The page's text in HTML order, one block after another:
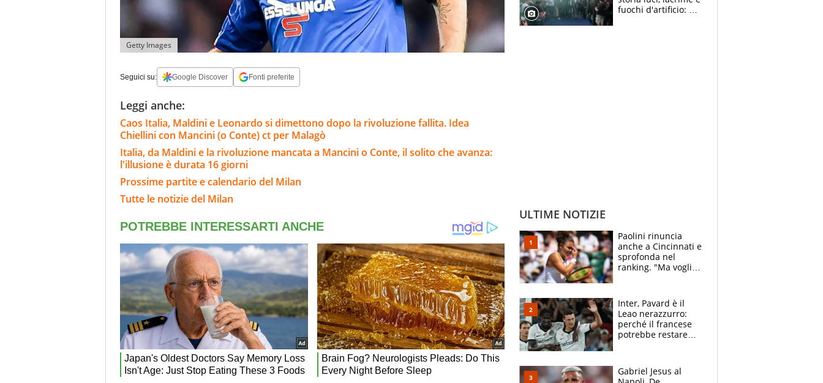
Getty Images
Seguici su: Google Discover Fonti preferite
Leggi anche:
Caos Italia, Maldini e Leonardo si dimettono dopo la rivoluzione fallita. Idea
Chiellini con Mancini (o Conte) ct per Malagò
Italia, da Maldini e la rivoluzione mancata a Mancini o Conte, il solito che avanza:
l'illusione è durata 16 giorni
Prossime partite e calendario del Milan
Tutte le notizie del Milan
fuochi d'artificio: De
ULTIME NOTIZIE
Paolini rinuncia
anche a Cincinnati e
sprofonda nel
ranking. "Ma voglio
Inter, Pavard è il
Leao nerazzurro:
perché il francese
potrebbe restare
Gabriel Jesus al